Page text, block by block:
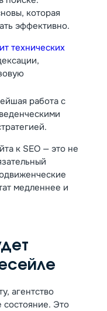
которая
эффективно.
технических
работа с
к SEO — это не
медленнее и
агентство
состояние. Это